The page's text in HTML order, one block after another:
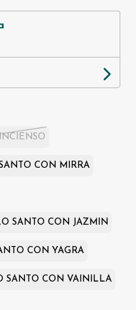
CON MIRRA
SANTO CON JAZMIN
CON YAGRA
SANTO CON VAINILLA